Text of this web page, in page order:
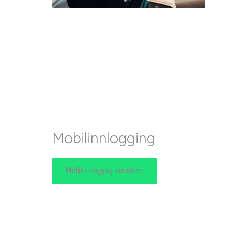
Mobilinnlogging
Mobilinnlogging veisøkere